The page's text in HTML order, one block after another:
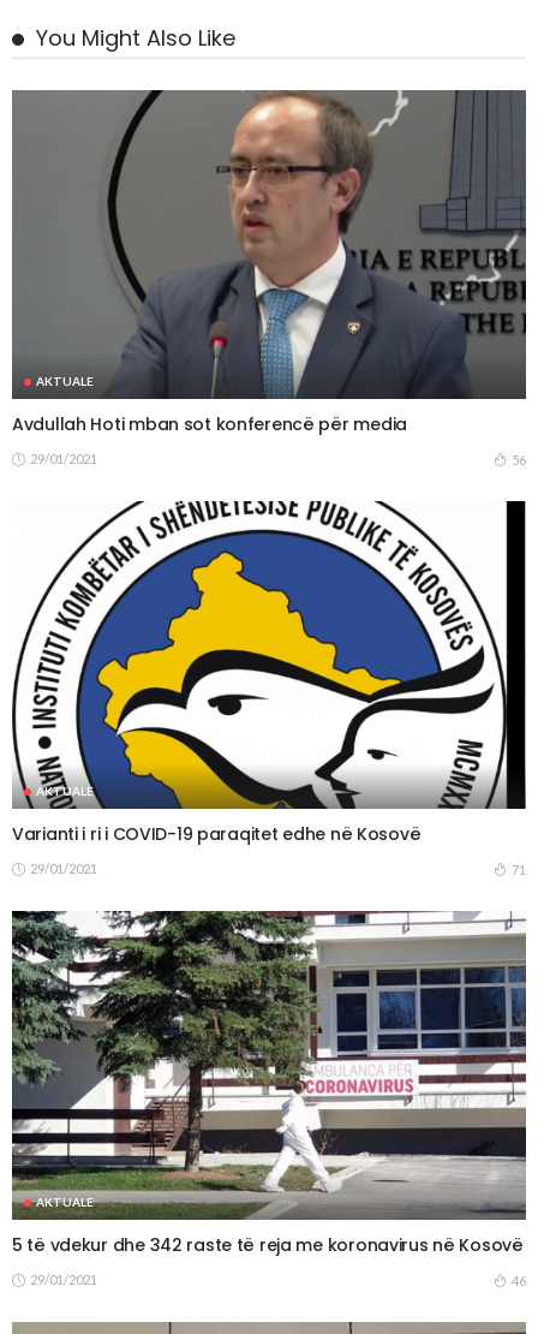
You Might Also Like
AKTUALE
Avdullah Hoti mban sot konferencë për media
29/01/2021 56
AKTUALE
Varianti i ri i COVID-19 paraqitet edhe në Kosovë
29/01/2021 71
AKTUALE
5 të vdekur dhe 342 raste të reja me koronavirus në Kosovë
29/01/2021 46